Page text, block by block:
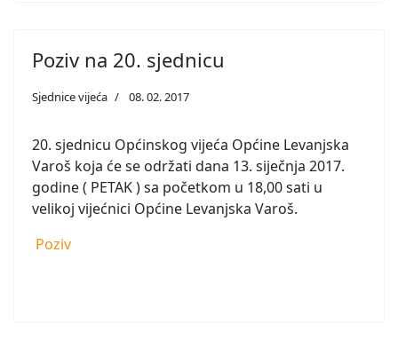
Poziv na 20. sjednicu
Sjednice vijeća 08. 02. 2017
20. sjednicu Općinskog vijeća Općine Levanjska
Varoš koja će se održati dana 13. siječnja 2017.
godine ( PETAK ) sa početkom u 18,00 sati u
velikoj vijećnici Općine Levanjska Varoš.
Poziv